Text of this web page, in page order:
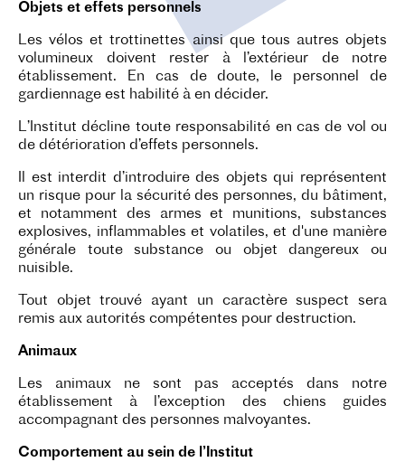
Objets et effets personnels
Les vélos et trottinettes ainsi que tous autres objets
volumineux doivent rester à l’extérieur de notre
établissement. En cas de doute, le personnel de
gardiennage est habilité à en décider.
L’Institut décline toute responsabilité en cas de vol ou
de détérioration d’effets personnels.
Il est interdit d’introduire des objets qui représentent
un risque pour la sécurité des personnes, du bâtiment,
et notamment des armes et munitions, substances
explosives, inflammables et volatiles, et d'une manière
générale toute substance ou objet dangereux ou
nuisible.
Tout objet trouvé ayant un caractère suspect sera
remis aux autorités compétentes pour destruction.
Animaux
Les animaux ne sont pas acceptés dans notre
établissement à l’exception des chiens guides
accompagnant des personnes malvoyantes.
Comportement au sein de l’Institut